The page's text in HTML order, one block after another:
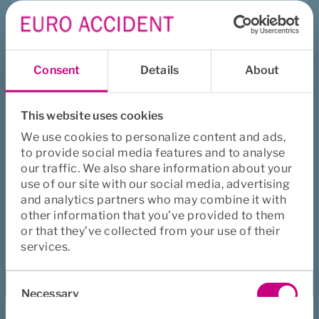
Consent Details About
This website uses cookies
We use cookies to personalize content and ads,
to provide social media features and to analyse
our traffic. We also share information about your
use of our site with our social media, advertising
and analytics partners who may combine it with
other information that you’ve provided to them
or that they’ve collected from your use of their
services.
Selection
Necessary
och i förlängningen skapa ett Hållbart produkterbjudande.
välbefinnande
. I korthet innebär Hållbart produkterbjudande
att Euro Accident som företag ska:
Hjälpa människor till förbättrad hälsa och välbefinnande
genom förebyggande och behandlande tjänster i våra
produkter och därmed också hjälp företag att minska
sjukfrånvaron.
Arbeta för att öka allmänhetens kunskap om hållbara
livsstilar.
Bidra till ekonomisk trygghet för den försäkrade genom
Att Hållbart produkterbjudande valts ut som ett av bolagets
fyra fokusområdena – övriga är Ansvarsfullt företagande,